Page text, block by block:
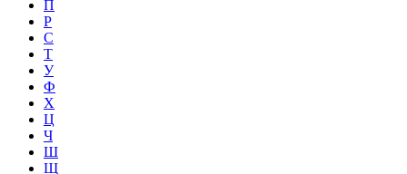
П
Р
С
Т
У
Ф
Х
Ц
Ч
Ш
Щ